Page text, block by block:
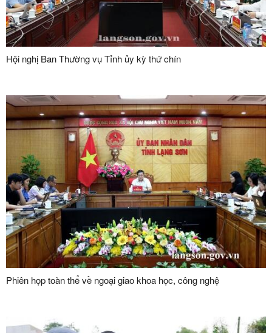
Hội nghị Ban Thường vụ Tỉnh ủy kỳ thứ chín
Phiên họp toàn thể về ngoại giao khoa học, công nghệ